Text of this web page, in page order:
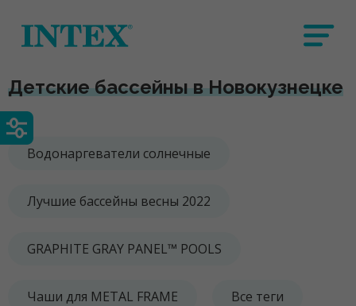
Детские бассейны в Новокузнецке
Водонаргеватели солнечные
Лучшие бассейны весны 2022
GRAPHITE GRAY PANEL™ POOLS
Чаши для METAL FRAME Все теги